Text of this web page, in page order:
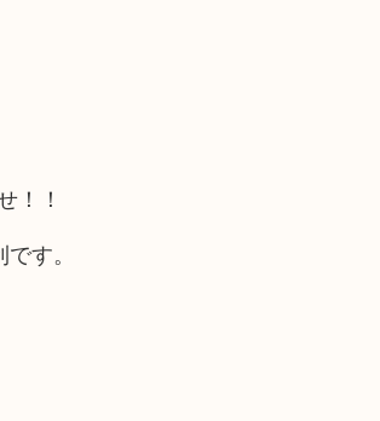
！！
す。